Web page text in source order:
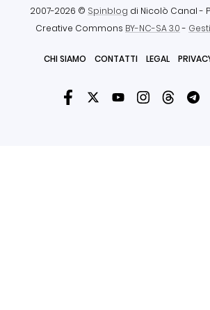
2007-2026 © Spinblog di Nicolò Canal -
Creative Commons BY-NC-SA 3.0-
CHI SIAMO CONTATTI LEGAL